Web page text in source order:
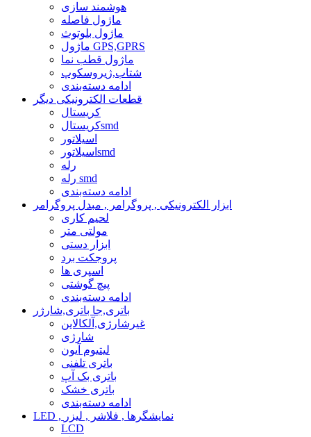
هوشمند سازی
ماژول فاصله
ماژول بلوتوث
ماژول GPS,GPRS
ماژول قطب نما
شتاب,ژیروسکوپ
ادامه دسته‌بندی
قطعات الکترونیکی دیگر
کریستال
کریستالsmd
اسیلاتور
اسیلاتورsmd
رله
رله smd
ادامه دسته‌بندی
ابزار الکترونیکی , پروگرامر , مبدل پروگرامر
لحیم کاری
مولتی متر
ابزار دستی
پروجکت برد
اسپری ها
پیچ گوشتی
ادامه دسته‌بندی
باتری,جا باتری,شارژر
غیرشارژی,آلکالاین
شارژی
لیتیوم آیون
باتری تلفنی
باتری بک آپ
باتری خشک
ادامه دسته‌بندی
LED , نمایشگرها , فلاشر , لیزر
LCD